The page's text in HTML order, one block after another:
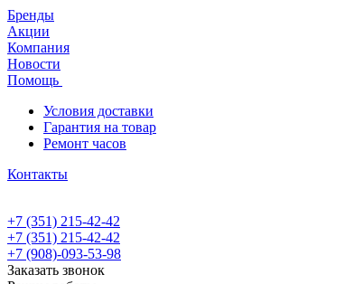
Бренды
Акции
Компания
Новости
Помощь
Условия доставки
Гарантия на товар
Ремонт часов
Контакты
+7 (351) 215-42-42
+7 (351) 215-42-42
+7 (908)-093-53-98
Заказать звонок